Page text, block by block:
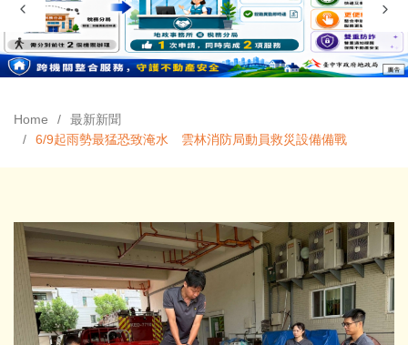
Home
最新新聞
6/9起雨勢最猛恐致淹水 雲林消防局動員救災設備備戰